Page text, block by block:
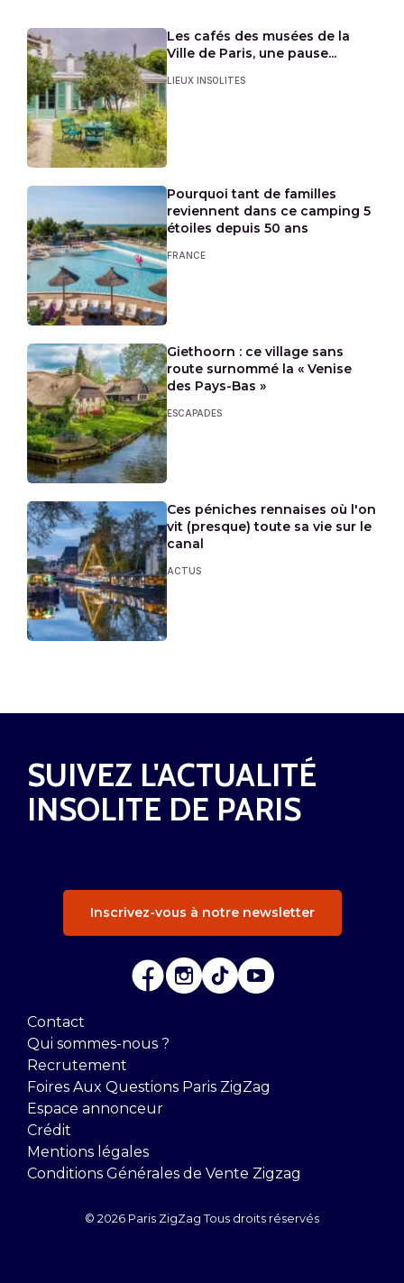
Les cafés des musées de la
Ville de Paris, une pause...
LIEUX INSOLITES
Pourquoi tant de familles
reviennent dans ce camping 5
étoiles depuis 50 ans
FRANCE
Giethoorn : ce village sans
route surnommé la « Venise
des Pays-Bas »
ESCAPADES
Ces péniches rennaises où l'on
vit (presque) toute sa vie sur le
canal
ACTUS
SUIVEZ L'ACTUALITÉ
INSOLITE DE PARIS
Inscrivez-vous à notre newsletter
Contact
Qui sommes-nous ?
Recrutement
Foires Aux Questions Paris ZigZag
Espace annonceur
Crédit
Mentions légales
Conditions Générales de Vente Zigzag
© 2026 Paris ZigZag Tous droits réservés